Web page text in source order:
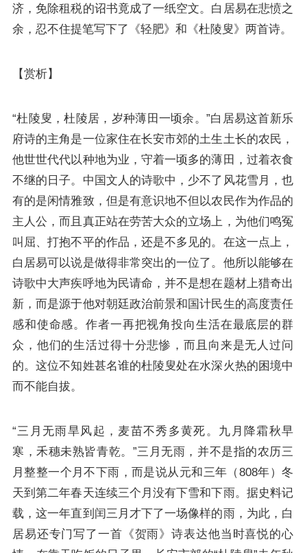
济，免除租税的诏书竟成了一纸空文。白居易在悲愤之
余，忍不住提笔写下了《轻肥》和《杜陵叟》两首诗。
【赏析】
“杜陵叟，杜陵居，岁种薄田一顷余。”白居易这首新乐
府诗的主角是一位家住在长安市郊的土生土长的农民，
他世世代代以种地为业，守着一顷多的薄田，过着衣食
不继的日子。中国文人的诗歌中，少不了风花雪月，也
有的是闲情雅致，但是有意识地不但以农民作为作品的
主人公，而且真正站在劳苦大众的立场上，为他们鸣冤
叫屈、打抱不平的作品，还是不多见的。在这一点上，
白居易可以说是做得非常突出的一位了。他所以能够在
诗歌中大声疾呼地为民请命，并不是想在题材上猎奇出
新，而是源于他对朝廷政治前景和国计民生的高度责任
感和使命感。作者一再把视角投向生活在最底层的群
众，他们的生活过得十分悲惨，而且向来是无人过问
的。这位不知姓甚名谁的杜陵叟处在水深火热的困境中
而不能自拔。
“三月无雨旱风起，麦苗不秀多黄死。九月降霜秋早
寒，禾穗未熟皆青乾。”三月无雨，并不是指的农历三
月整整一个月不下雨，而是说从元和三年（808年）冬
天到第二年春天连续三个月没有下雪和下雨。据史料记
载，这一年直到闰三月才下了一场像样的雨，为此，白
居易还专门写了一首《贺雨》诗表达他当时喜悦的心